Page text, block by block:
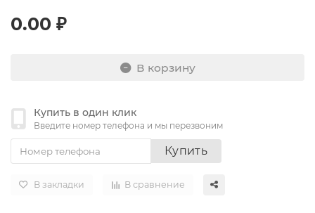
0.00 ₽
В корзину
Купить в один клик
Введите номер телефона и мы перезвоним
Купить
В закладки В сравнение